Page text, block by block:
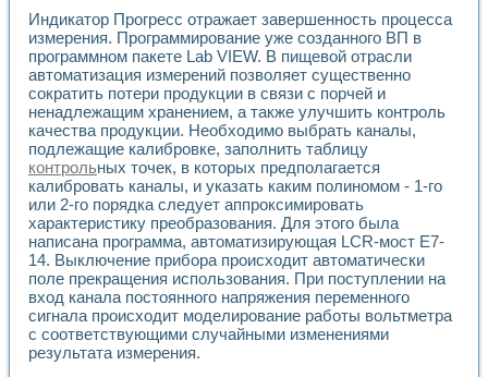
Лабораторный электрический импедансный томограф на
Микрозондовая система для характеризации
Метод траекторий в исследовании
Промышленная автоматизация
Автоматизация технологических процессов получения
Использование систем технического зрения для контроля
Исследование электромагнитных переходных процессов
Применение LabVIEW при разработке обучающих
Разработка виртуальных тренажеров путем
Система блокировок, сигнализации и защиты ускорителя
Система сбора данных и управления процессом
Управление температурой газовой среды специальной
Разработка программного обеспечения с
Использование технологий NATIONAL INSTRUMENTS
Оборудование для промышленной термотрансферной
Автоматизация реометрических исследований на базе
Применение измерителя иммитанса для исследова¬ния
Индикатор Прогресс отражает завершенность процесса
измерения. Программирование уже созданного ВП в
программном пакете Lab VIEW. В пищевой отрасли
автоматизация измерений позволяет существенно
сократить потери продукции в связи с порчей и
ненадлежащим хранением, а также улучшить контроль
качества продукции. Необходимо выбрать каналы,
подлежащие калибровке, заполнить таблицу
контрольных точек, в которых предполагается
калибровать каналы, и указать каким полиномом - 1-го
или 2-го порядка следует аппроксимировать
характеристику преобразования. Для этого была
написана программа, автоматизирующая LCR-мост Е7-
14. Выключение прибора происходит автоматически
поле прекращения использования. При поступлении на
вход канала постоянного напряжения переменного
сигнала происходит моделирование работы вольтметра
с соответствующими случайными изменениями
результата измерения.